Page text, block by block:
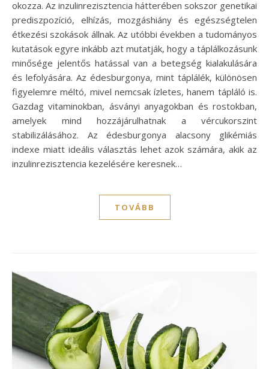
okozza. Az inzulinrezisztencia hátterében sokszor genetikai
prediszpozíció, elhízás, mozgáshiány és egészségtelen
étkezési szokások állnak. Az utóbbi években a tudományos
kutatások egyre inkább azt mutatják, hogy a táplálkozásunk
minősége jelentős hatással van a betegség kialakulására
és lefolyására. Az édesburgonya, mint táplálék, különösen
figyelemre méltó, mivel nemcsak ízletes, hanem tápláló is.
Gazdag vitaminokban, ásványi anyagokban és rostokban,
amelyek mind hozzájárulhatnak a vércukorszint
stabilizálásához. Az édesburgonya alacsony glikémiás
indexe miatt ideális választás lehet azok számára, akik az
inzulinrezisztencia kezelésére keresnek…
TOVÁBB